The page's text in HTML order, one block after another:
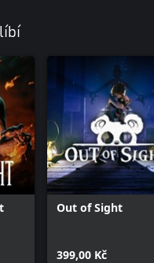
Out of Sight
399,00 Kč